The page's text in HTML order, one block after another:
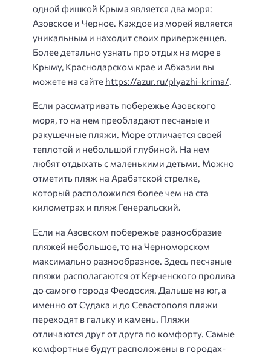
одной фишкой Крыма является два моря:
Азовское и Черное. Каждое из морей является
уникальным и находит своих приверженцев.
Более детально узнать про отдых на море в
Крыму, Краснодарском крае и Абхазии вы
можете на сайте https://azur.ru/plyazhi-krima/.
Если рассматривать побережье Азовского
моря, то на нем преобладают песчаные и
ракушечные пляжи. Море отличается своей
теплотой и небольшой глубиной. На нем
любят отдыхать с маленькими детьми. Можно
отметить пляж на Арабатской стрелке,
который расположился более чем на ста
километрах и пляж Генеральский.
Если на Азовском побережье разнообразие
пляжей небольшое, то на Черноморском
максимально разнообразное. Здесь песчаные
пляжи располагаются от Керченского пролива
до самого города Феодосия. Дальше на юг, а
именно от Судака и до Севастополя пляжи
переходят в гальку и камень. Пляжи
отличаются друг от друга по комфорту. Самые
комфортные будут расположены в городах-